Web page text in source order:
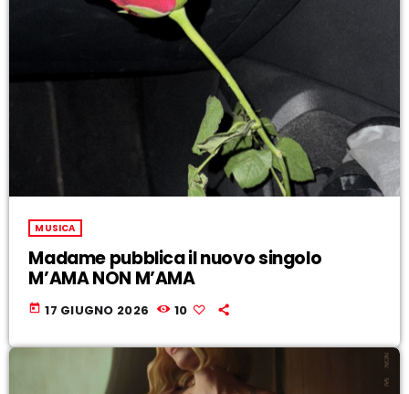
MUSICA
Madame pubblica il nuovo singolo
M’AMA NON M’AMA
today 17 GIUGNO 2026 10